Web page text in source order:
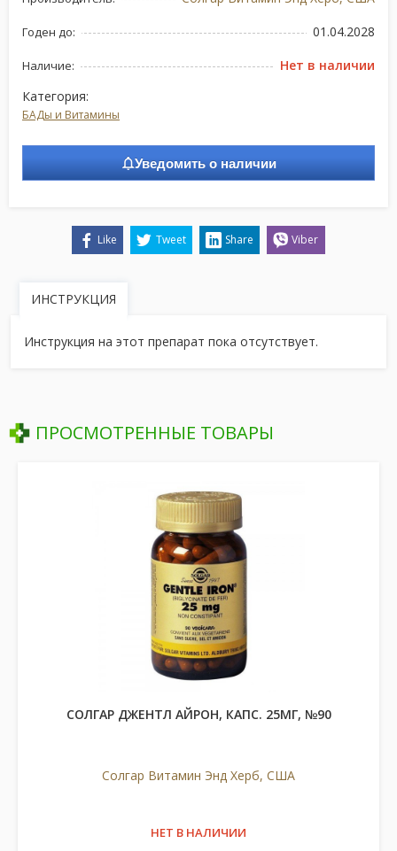
Годен до: 01.04.2028
Наличие:
Нет в наличии
Категория:
БАДы и Витамины
Уведомить о наличии
Like Tweet Share Viber
ИНСТРУКЦИЯ
Инструкция на этот препарат пока отсутствует.
ПРОСМОТРЕННЫЕ ТОВАРЫ
СОЛГАР ДЖЕНТЛ АЙРОН, КАПС. 25МГ, №90
Солгар Витамин Энд Херб, США
НЕТ В НАЛИЧИИ